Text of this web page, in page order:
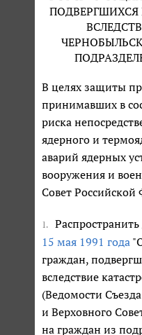
В целях защиты
принимавших в
риска
ядерного и
аварий ядерных
вооружения и
Совет Российской
1.
15 мая 1991 года
граждан,
вследствие
(Ведомости
и Верховного
на граждан из